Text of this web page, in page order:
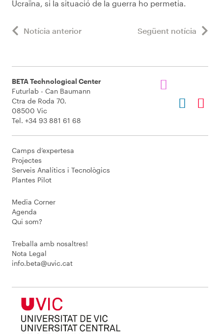
Ucraïna, si la situació de la guerra ho permetia.
Notícia anterior Següent notícia
BETA Technological Center
Futurlab - Can Baumann
Ctra de Roda 70.
08500 Vic
Tel. +34 93 881 61 68
Camps d’expertesa
Projectes
Serveis Analítics i Tecnològics
Plantes Pilot
Media Corner
Agenda
Qui som?
Treballa amb nosaltres!
Nota Legal
info.beta@uvic.cat